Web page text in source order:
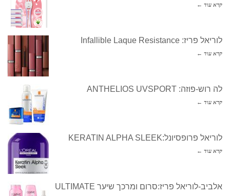
קרא עוד ←
לוריאל פריז: Infallible Laque Resistance
קרא עוד ←
לה רוש-פוזה: ANTHELIOS UVSPORT
קרא עוד ←
לוריאל פרופסיונל:KERATIN ALPHA SLEEK
קרא עוד ←
אלביב-לוריאל פריז:סרום ומרכך שיער ULTIMATE